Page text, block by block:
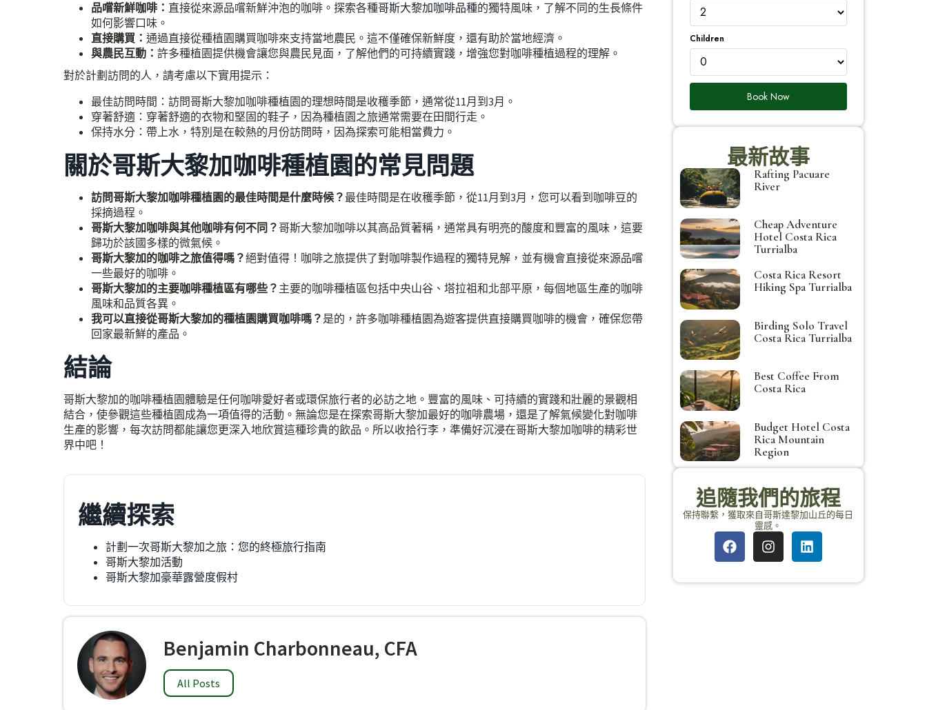
品嚐新鮮咖啡： 直接從來源品嚐新鮮沖泡的咖啡。探索各種哥斯大黎加咖啡品種的獨特風味，了解不同的生長條件
如何影響口味。
直接購買： 通過直接從種植園購買咖啡來支持當地農民。這不僅確保新鮮度，還有助於當地經濟。
與農民互動： 許多種植園提供機會讓您與農民見面，了解他們的可持續實踐，增強您對咖啡種植過程的理解。
對於計劃訪問的人，請考慮以下實用提示：
最佳訪問時間：訪問哥斯大黎加咖啡種植園的理想時間是收穫季節，通常從11月到3月。
穿著舒適：穿著舒適的衣物和堅固的鞋子，因為種植園之旅通常需要在田間行走。
保持水分：帶上水，特別是在較熱的月份訪問時，因為探索可能相當費力。
關於哥斯大黎加咖啡種植園的常見問題
訪問哥斯大黎加咖啡種植園的最佳時間是什麼時候？ 最佳時間是在收穫季節，從11月到3月，您可以看到咖啡豆的
採摘過程。
哥斯大黎加咖啡與其他咖啡有何不同？哥斯大黎加咖啡以其高品質著稱，通常具有明亮的酸度和豐富的風味，這要
歸功於該國多樣的微氣候。
哥斯大黎加的咖啡之旅值得嗎？絕對值得！咖啡之旅提供了對咖啡製作過程的獨特見解，並有機會直接從來源品嚐
一些最好的咖啡。
哥斯大黎加的主要咖啡種植區有哪些？ 主要的咖啡種植區包括中央山谷、塔拉祖和北部平原，每個地區生產的咖啡
風味和品質各異。
我可以直接從哥斯大黎加的種植園購買咖啡嗎？ 是的，許多咖啡種植園為遊客提供直接購買咖啡的機會，確保您帶
回家最新鮮的產品。
結論
哥斯大黎加的咖啡種植園體驗是任何咖啡愛好者或環保旅行者的必訪之地。豐富的風味、可持續的實踐和壯麗的景觀相
結合，使參觀這些種植園成為一項值得的活動。無論您是在探索哥斯大黎加最好的咖啡農場，還是了解氣候變化對咖啡
生產的影響，每次訪問都能讓您更深入地欣賞這種珍貴的飲品。所以收拾行李，準備好沉浸在哥斯大黎加咖啡的精彩世
界中吧！
繼續探索
計劃一次哥斯大黎加之旅：您的終極旅行指南
哥斯大黎加活動
哥斯大黎加豪華露營度假村
Benjamin Charbonneau, CFA
All Posts
Children
Book Now
最新故事
Rafting Pacuare
River
Cheap Adventure
Hotel Costa Rica
Turrialba
Costa Rica Resort
Hiking Spa Turrialba
Birding Solo Travel
Costa Rica Turrialba
Best Coffee From
Costa Rica
Budget Hotel Costa
Rica Mountain
Region
追隨我們的旅程
保持聯繫，獲取來自哥斯達黎加山丘的每日
靈感。